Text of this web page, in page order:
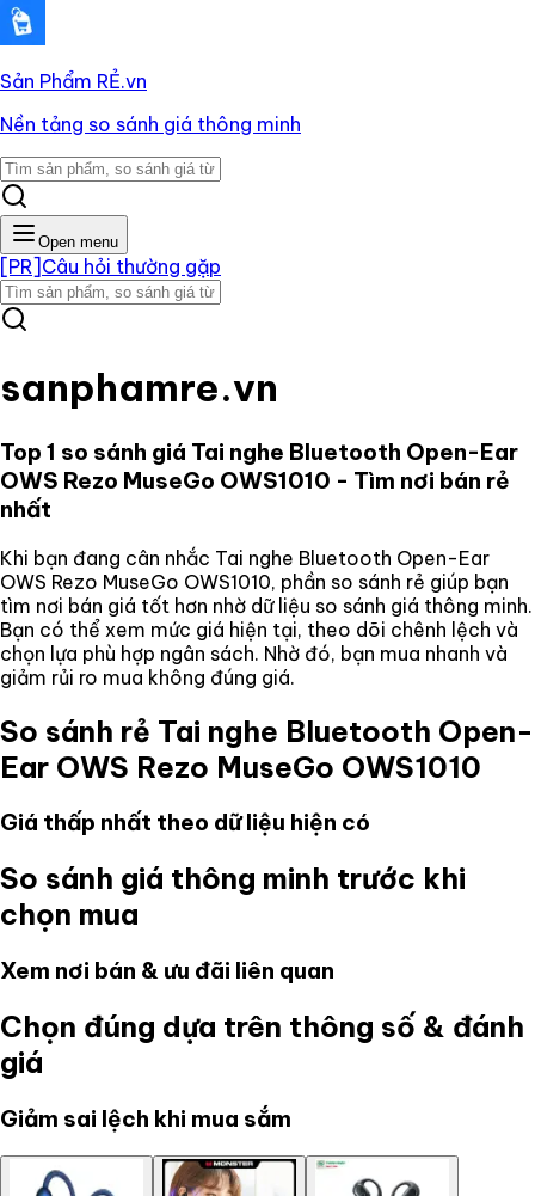
Sản Phẩm RẺ.vn
Nền tảng so sánh giá thông minh
Open menu
[PR] Câu hỏi thường gặp
sanphamre.vn
Top 1 so sánh giá Tai nghe Bluetooth Open-Ear
OWS Rezo MuseGo OWS1010 - Tìm nơi bán rẻ
nhất
Khi bạn đang cân nhắc Tai nghe Bluetooth Open-Ear
OWS Rezo MuseGo OWS1010, phần so sánh rẻ giúp bạn
tìm nơi bán giá tốt hơn nhờ dữ liệu so sánh giá thông minh.
Bạn có thể xem mức giá hiện tại, theo dõi chênh lệch và
chọn lựa phù hợp ngân sách. Nhờ đó, bạn mua nhanh và
giảm rủi ro mua không đúng giá.
So sánh rẻ Tai nghe Bluetooth Open-
Ear OWS Rezo MuseGo OWS1010
Giá thấp nhất theo dữ liệu hiện có
So sánh giá thông minh trước khi
chọn mua
Xem nơi bán & ưu đãi liên quan
Chọn đúng dựa trên thông số & đánh
giá
Giảm sai lệch khi mua sắm